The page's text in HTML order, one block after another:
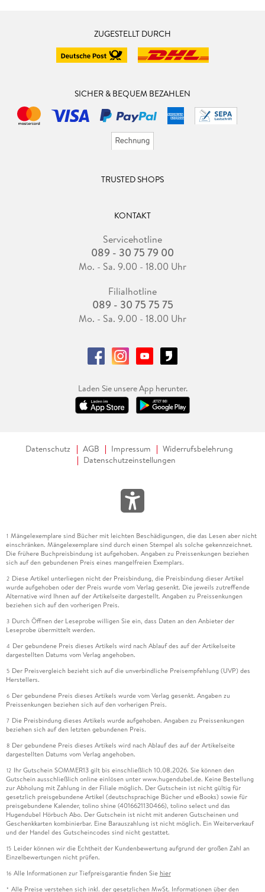
ZUGESTELLT DURCH
SICHER & BEQUEM BEZAHLEN
TRUSTED SHOPS
KONTAKT
Servicehotline
089 - 30 75 79 00
Mo. - Sa. 9.00 - 18.00 Uhr
Filialhotline
089 - 30 75 75 75
Mo. - Sa. 9.00 - 18.00 Uhr
Laden Sie unsere App herunter.
Datenschutz AGB Impressum
Widerrufsbelehrung
Datenschutzeinstellungen
1 Mängelexemplare sind Bücher mit leichten Beschädigungen, die das Lesen aber nicht
einschränken. Mängelexemplare sind durch einen Stempel als solche gekennzeichnet.
Die frühere Buchpreisbindung ist aufgehoben. Angaben zu Preissenkungen beziehen
sich auf den gebundenen Preis eines mangelfreien Exemplars.
2 Diese Artikel unterliegen nicht der Preisbindung, die Preisbindung dieser Artikel
wurde aufgehoben oder der Preis wurde vom Verlag gesenkt. Die jeweils zutreffende
Alternative wird Ihnen auf der Artikelseite dargestellt. Angaben zu Preissenkungen
beziehen sich auf den vorherigen Preis.
3 Durch Öffnen der Leseprobe willigen Sie ein, dass Daten an den Anbieter der
Leseprobe übermittelt werden.
4 Der gebundene Preis dieses Artikels wird nach Ablauf des auf der Artikelseite
dargestellten Datums vom Verlag angehoben.
5 Der Preisvergleich bezieht sich auf die unverbindliche Preisempfehlung (UVP) des
Herstellers.
6 Der gebundene Preis dieses Artikels wurde vom Verlag gesenkt. Angaben zu
Preissenkungen beziehen sich auf den vorherigen Preis.
7 Die Preisbindung dieses Artikels wurde aufgehoben. Angaben zu Preissenkungen
beziehen sich auf den letzten gebundenen Preis.
8 Der gebundene Preis dieses Artikels wird nach Ablauf des auf der Artikelseite
dargestellten Datums vom Verlag angehoben.
12 Ihr Gutschein SOMMER13 gilt bis einschließlich 10.08.2026. Sie können den
Gutschein ausschließlich online einlösen unter www.hugendubel.de. Keine Bestellung
zur Abholung mit Zahlung in der Filiale möglich. Der Gutschein ist nicht gültig für
gesetzlich preisgebundene Artikel (deutschsprachige Bücher und eBooks) sowie für
preisgebundene Kalender, tolino shine (4016621130466), tolino select und das
Hugendubel Hörbuch Abo. Der Gutschein ist nicht mit anderen Gutscheinen und
Geschenkkarten kombinierbar. Eine Barauszahlung ist nicht möglich. Ein Weiterverkauf
und der Handel des Gutscheincodes sind nicht gestattet.
15 Leider können wir die Echtheit der Kundenbewertung aufgrund der großen Zahl an
Einzelbewertungen nicht prüfen.
16 Alle Informationen zur Tiefpreisgarantie finden Sie hier
* Alle Preise verstehen sich inkl. der gesetzlichen MwSt. Informationen über den